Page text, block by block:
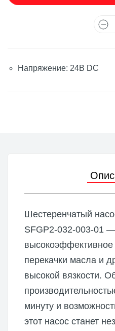
Напряжение: 24В DC
Шестеренчатый
SFGP2-032-003-01
высокоэффективное
перекачки масла и
высокой вязкости.
минуту и
этот насос станет